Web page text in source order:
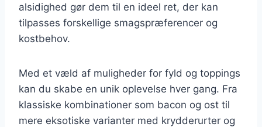
alsidighed gør dem til en ideel ret, der kan
tilpasses forskellige smagspræferencer og
kostbehov.
Med et væld af muligheder for fyld og toppings
kan du skabe en unik oplevelse hver gang. Fra
klassiske kombinationer som bacon og ost til
mere eksotiske varianter med krydderurter og